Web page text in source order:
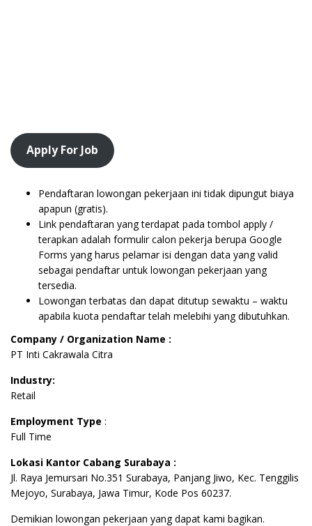
Apply For Job
Pendaftaran lowongan pekerjaan ini tidak dipungut biaya
apapun (gratis).
Link pendaftaran yang terdapat pada tombol apply /
terapkan adalah formulir calon pekerja berupa Google
Forms yang harus pelamar isi dengan data yang valid
sebagai pendaftar untuk lowongan pekerjaan yang
tersedia.
Lowongan terbatas dan dapat ditutup sewaktu – waktu
apabila kuota pendaftar telah melebihi yang dibutuhkan.
Company / Organization Name :
PT Inti Cakrawala Citra
Industry:
Retail
Employment Type :
Full Time
Lokasi Kantor Cabang Surabaya :
Jl. Raya Jemursari No.351 Surabaya, Panjang Jiwo, Kec. Tenggilis
Mejoyo, Surabaya, Jawa Timur, Kode Pos 60237.
Demikian lowongan pekerjaan yang dapat kami bagikan.